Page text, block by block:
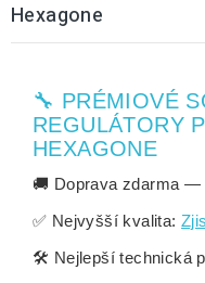
Hexagone
🔧 PRÉMIOVÉ
REGULÁTORY
HEXAGONE
🚚 Doprava zdarma —
✅ Nejvyšší kvalita:
🛠️ Nejlepší technická